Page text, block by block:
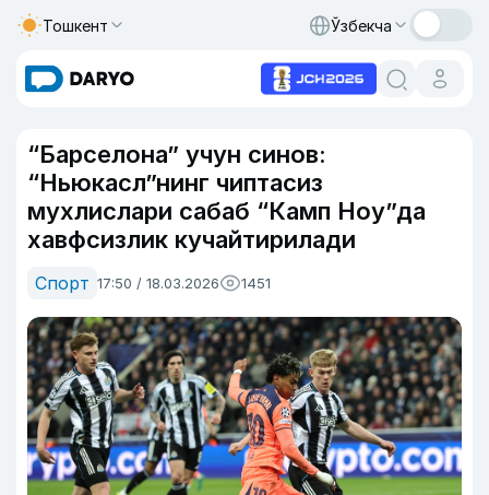
Тошкент Ўзбекча
“Барселона” учун синов:
“Ньюкасл”нинг чиптасиз
мухлислари сабаб “Камп Ноу”да
хавфсизлик кучайтирилади
Спорт 17:50 / 18.03.2026 1451